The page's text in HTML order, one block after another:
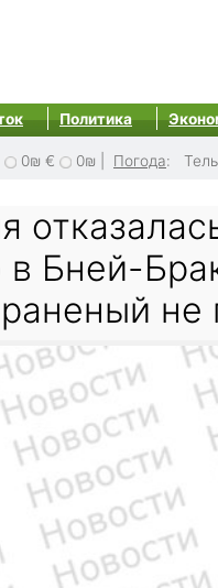
Политика
0₪ € 0₪ Погода:
Бней-
не